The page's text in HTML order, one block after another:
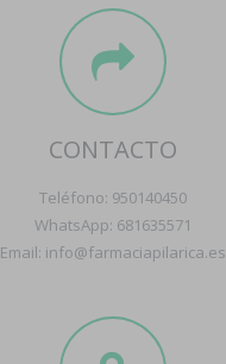
CONTACTO
Teléfono: 950140450
WhatsApp: 681635571
Email: info@farmaciapilarica.es